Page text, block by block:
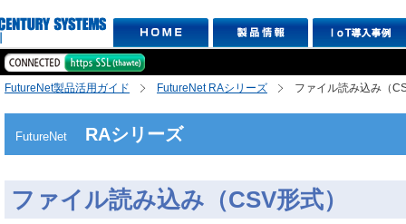
FutureNet製品活用ガイド FutureNet RAシリーズ ファイル読み込み（
FutureNet RAシリーズ
ファイル読み込み（CSV形式）